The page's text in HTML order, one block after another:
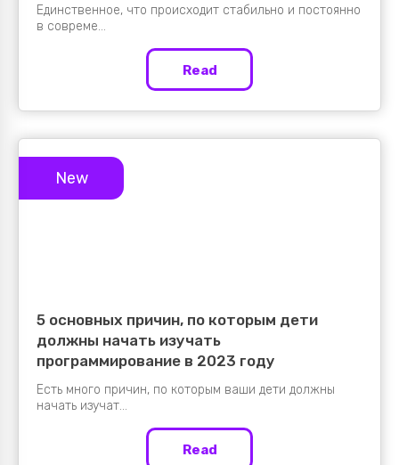
Единственное, что происходит стабильно и постоянно
в совреме...
Read
New
5 основных причин, по которым дети
должны начать изучать
программирование в 2023 году
Есть много причин, по которым ваши дети должны
начать изучат...
Read